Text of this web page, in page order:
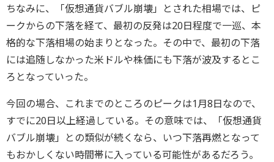
ちなみに、「仮想通貨バブル崩壊」とされた相場では、ピ
ークからの下落を経て、最初の反発は20日程度で一巡、本
格的な下落相場の始まりとなった。その中で、最初の下落
には追随しなかった米ドルや株価にも下落が波及するとこ
ろとなっていった。
今回の場合、これまでのところのピークは1月8日なので、
すでに20日以上経過している。その意味では、「仮想通貨
バブル崩壊」との類似が続くなら、いつ下落再燃となって
もおかしくない時間帯に入っている可能性があるだろう。